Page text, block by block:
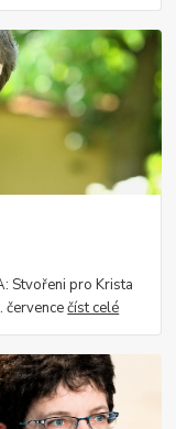
Stvořeni pro Krista
červencečíst celé